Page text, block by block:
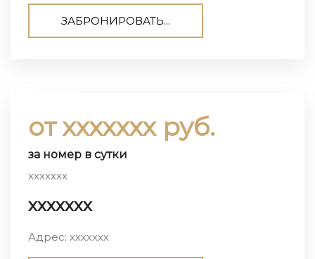
ЗАБРОНИРОВАТЬ...
от ххххххх руб.
за номер в сутки
ххххххх
ххххххх
Адрес: ххххххх